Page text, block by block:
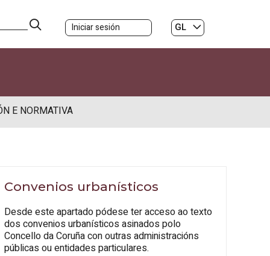
Iniciar sesión
GL
ES|
E NORMATIVA
Convenios urbanísticos
Desde este apartado pódese ter acceso ao texto
dos convenios urbanísticos asinados polo
Concello da Coruña con outras administracións
públicas ou entidades particulares.